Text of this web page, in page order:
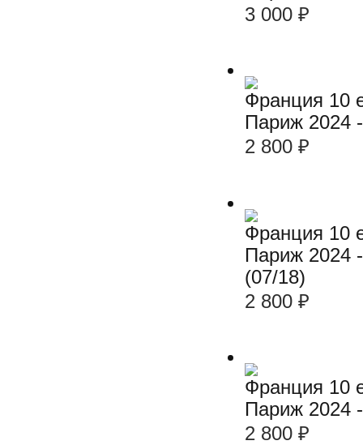
3 000 ₽
Франция 10
Париж 2024
2 800 ₽
Франция 10
Париж 2024
(07/18)
2 800 ₽
Франция 10
Париж 2024
2 800 ₽